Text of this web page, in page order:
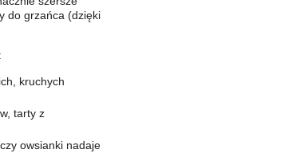
do grzańca (dzięki
kruchych
tarty z
owsianki nadaje